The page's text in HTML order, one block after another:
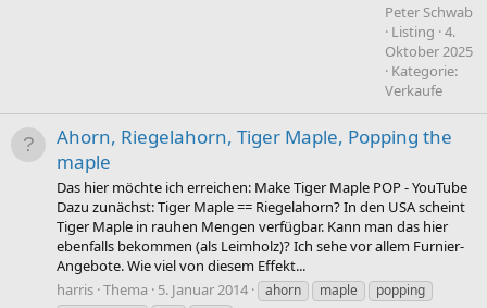
Peter Schwab
Listing 4.
Oktober 2025
Kategorie:
Verkaufe
Ahorn, Riegelahorn, Tiger Maple, Popping the
maple
Das hier möchte ich erreichen: Make Tiger Maple POP - YouTube
Dazu zunächst: Tiger Maple == Riegelahorn? In den USA scheint
Tiger Maple in rauhen Mengen verfügbar. Kann man das hier
ebenfalls bekommen (als Leimholz)? Ich sehe vor allem Furnier-
Angebote. Wie viel von diesem Effekt...
harris Thema 5. Januar 2014 ahorn maple
popping